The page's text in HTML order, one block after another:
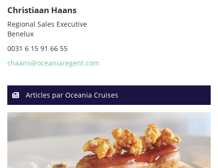
Christiaan Haans
Regional Sales Executive
Benelux
0031 6 15 91 66 55
chaans@oceaniaregent.com
Articles par Oceania Cruises